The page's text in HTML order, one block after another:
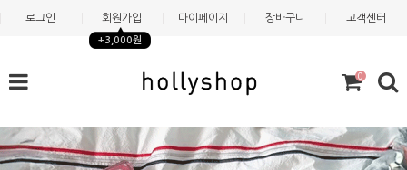
로그인 회원가입
+3,000원
마이페이지 장바구니 고객센터
0